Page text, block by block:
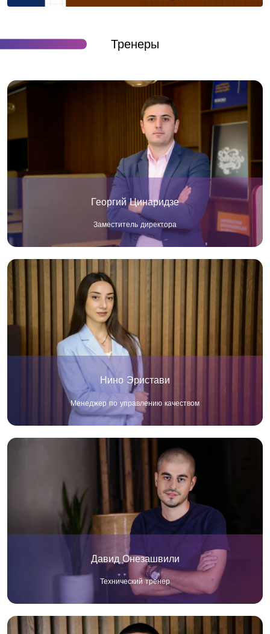
Тренеры
Георгий Цинаридзе
Заместитель директора
Нино Эристави
Менеджер по управлению качеством
Давид Онезашвили
Технический тренер